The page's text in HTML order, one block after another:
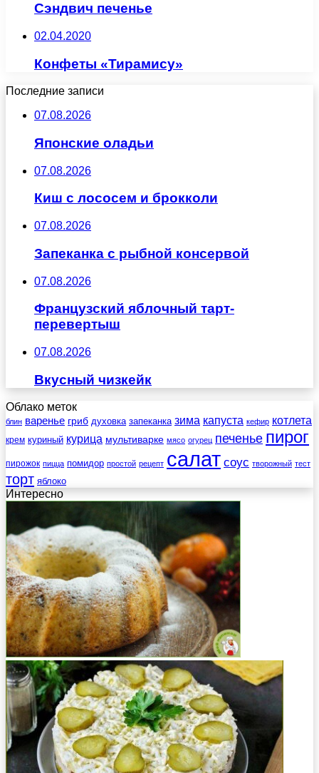
Сэндвич печенье
02.04.2020
Конфеты «Тирамису»
Последние записи
07.08.2026
Японские оладьи
07.08.2026
Киш с лососем и брокколи
07.08.2026
Запеканка с рыбной консервой
07.08.2026
Французский яблочный тарт-
перевертыш
07.08.2026
Вкусный чизкейк
Облако меток
блин варенье гриб духовка запеканка зима капуста кефир котлета
крем куриный курица мультиварке мясо огурец печенье пирог
пирожок пицца помидор простой рецепт салат соус творожный тест
торт яблоко
Интересно